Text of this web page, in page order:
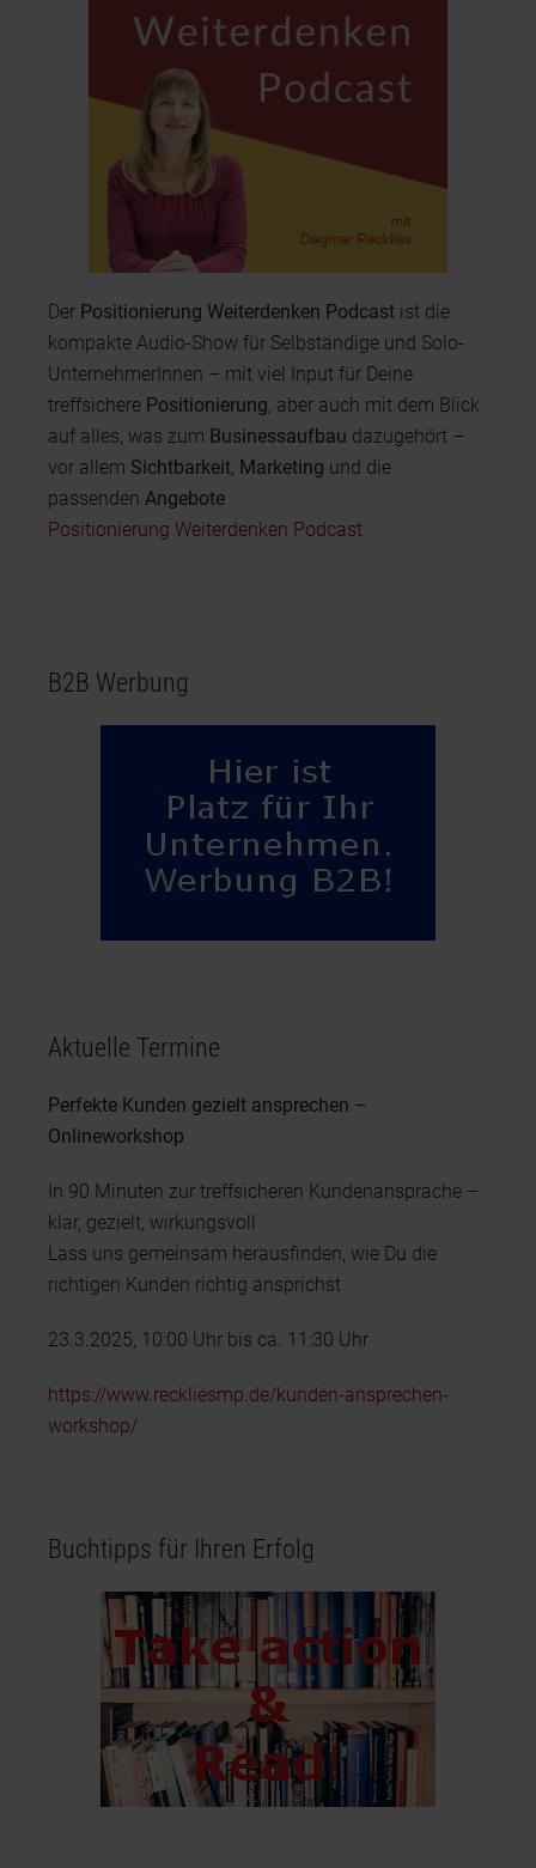
Der Positionierung Weiterdenken Podcast ist die
kompakte Audio-Show für Selbständige und Solo-
UnternehmerInnen – mit viel Input für Deine
treffsichere Positionierung, aber auch mit dem Blick
auf alles, was zum Businessaufbau dazugehört –
vor allem Sichtbarkeit, Marketing und die
passenden Angebote
Positionierung Weiterdenken Podcast
B2B Werbung
Aktuelle Termine
Perfekte Kunden gezielt ansprechen –
Onlineworkshop
In 90 Minuten zur treffsicheren Kundenansprache –
klar, gezielt, wirkungsvoll
Lass uns gemeinsam herausfinden, wie Du die
richtigen Kunden richtig ansprichst
23.3.2025, 10:00 Uhr bis ca. 11:30 Uhr
https://www.reckliesmp.de/kunden-ansprechen-
workshop/
Buchtipps für Ihren Erfolg